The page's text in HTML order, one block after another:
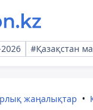
#Қазақстан
жаңалықтар